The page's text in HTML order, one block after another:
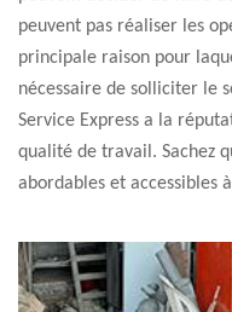
peuvent pas réaliser les
principale raison pour
nécessaire de solliciter le
Service Express a la
qualité de travail. Sachez
abordables et accessibles